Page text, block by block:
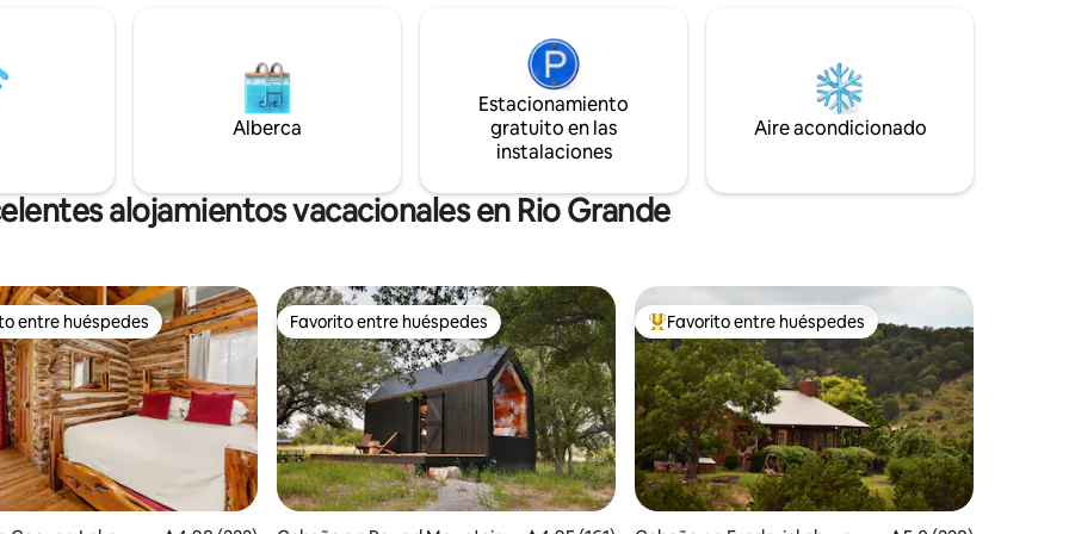
estancia inolvidable donde
puede correr libremente
puede encontrar consuelo en la
mundo natural en los 42 acres
un jacuzzi caliente y un espacio acogedor
para dos. • Ya sea que estés celebrando
algo especial o simplemente escapando
de lo cotidiano, este es un lugar para
relajarse, reconectarse y disfrutar del
cuidados desde el momento en que
llegan. Toca ❤️ y reserva tu retiro sereno
Alberca
Estacionamiento
gratuito en las
instalaciones
Aire acondicionado
alojamientos vacacionales en Rio Grande
en Favorito entre huéspedes
entre huéspedes Favorito entre huéspedes
Favorito entre huéspedes De los mejores en Favorito entre huéspedes
Favorito entre huéspedes